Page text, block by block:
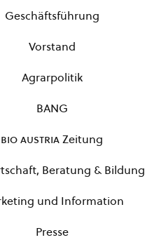
Geschäftsführung
Vorstand
Agrarpolitik
BANG
bio austriaZeitung
Beratung & Bildung
und Information
Presse